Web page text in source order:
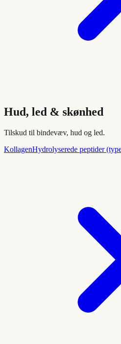
Hud, led & skønhed
Tilskud til bindevæv, hud og led.
KollagenHydrolyserede peptider